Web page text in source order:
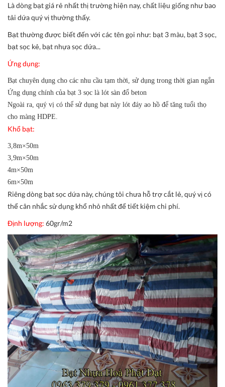
Là dòng bạt giá rẻ nhất thị trường hiện nay, chất liệu giống như bao
tải dứa quý vị thường thấy.
Bạt thường được biết đến với các tên gọi như: bạt 3 màu, bạt 3 sọc,
bạt sọc kẻ, bạt nhựa sọc dứa...
Ứng dụng:
Bạt chuyên dụng cho các nhu cầu tạm thời, sử dụng trong thời gian ngắn
Ứng dụng chính của bạt 3 sọc là lót sàn đổ beton
Ngoài ra, quý vị có thể sử dụng bạt này lót đáy ao hồ để tăng tuổi thọ
cho màng HDPE.
Khổ bạt:
3,8m×50m
3,9m×50m
4m×50m
6m×50m
Riêng dòng bạt sọc dứa này, chúng tôi chưa hỗ trợ cắt lẻ, quý vị có
thể cân nhắc sử dụng khổ nhỏ nhất để tiết kiệm chi phí.
Định lượng: 60gr/m2